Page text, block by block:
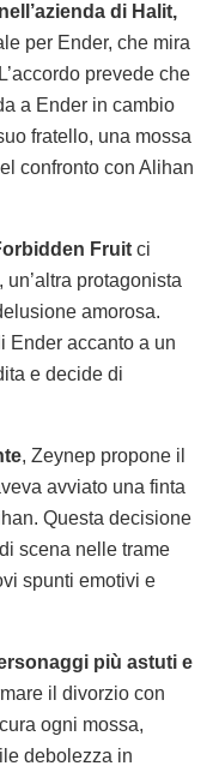
di Halit,
per Ender, che mira
prevede che
a Ender in cambio
fratello, una mossa
confronto con Alihan
Fruit ci
protagonista
amorosa.
Ender accanto a un
e decide di
, Zeynep propone il
avviato una finta
Questa decisione
scena nelle trame
spunti emotivi e
più astuti e
il divorzio con
ogni mossa,
debolezza in